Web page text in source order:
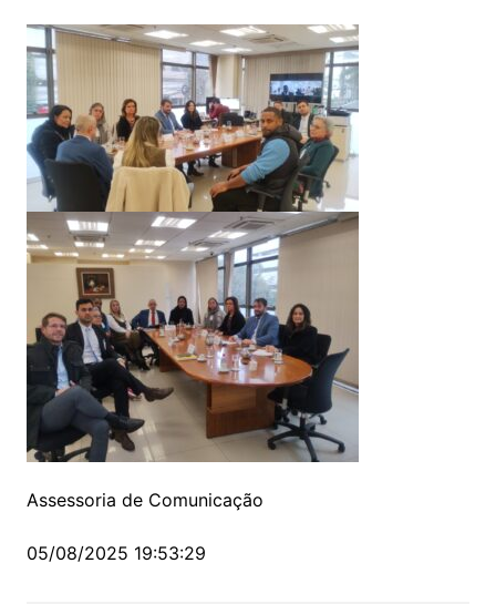
Assessoria de Comunicação
05/08/2025 19:53:29